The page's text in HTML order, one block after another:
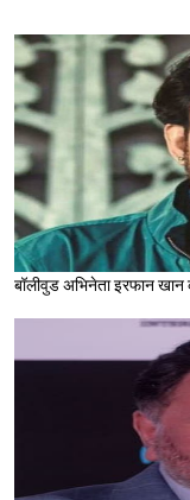
बॉलीवुड अभिनेता इरफान